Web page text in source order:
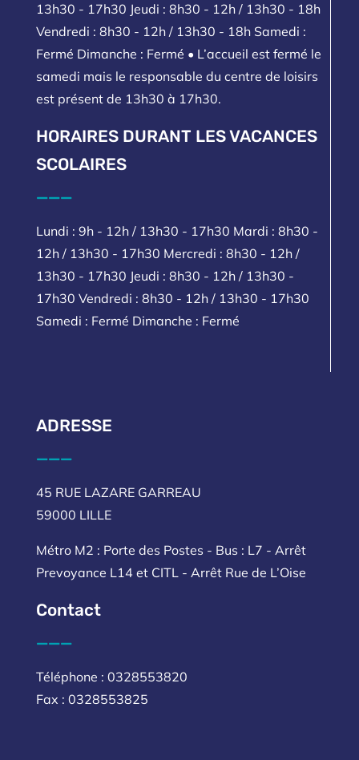
13h30 - 17h30 Jeudi : 8h30 - 12h / 13h30 - 18h
Vendredi : 8h30 - 12h / 13h30 - 18h Samedi :
Fermé Dimanche : Fermé • L’accueil est fermé le
samedi mais le responsable du centre de loisirs
est présent de 13h30 à 17h30.
HORAIRES DURANT LES VACANCES
SCOLAIRES
___
Lundi : 9h - 12h / 13h30 - 17h30 Mardi : 8h30 -
12h / 13h30 - 17h30 Mercredi : 8h30 - 12h /
13h30 - 17h30 Jeudi : 8h30 - 12h / 13h30 -
17h30 Vendredi : 8h30 - 12h / 13h30 - 17h30
Samedi : Fermé Dimanche : Fermé
ADRESSE
___
45 RUE LAZARE GARREAU
59000 LILLE
Métro M2 : Porte des Postes - Bus : L7 - Arrêt
Prevoyance L14 et CITL - Arrêt Rue de L’Oise
Contact
___
Téléphone : 0328553820
Fax : 0328553825